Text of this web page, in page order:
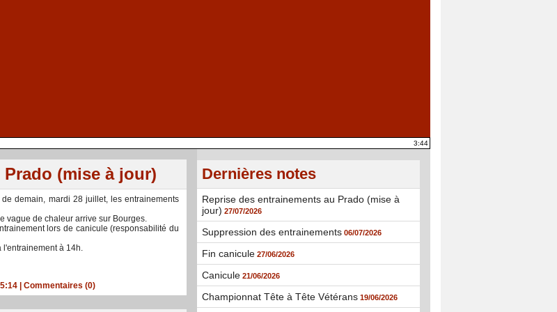
3:44
(mise à jour)
demain, mardi 28 juillet, les entrainements
vague de chaleur arrive sur Bourges.
lors de canicule (responsabilité du
l'entrainement à 14h.
Commentaires (0)
Dernières notes
Reprise des entrainements au Prado (mise à
jour) 27/07/2026
Suppression des entrainements 06/07/2026
Fin canicule 27/06/2026
Canicule 21/06/2026
Championnat Tête à Tête Vétérans 19/06/2026